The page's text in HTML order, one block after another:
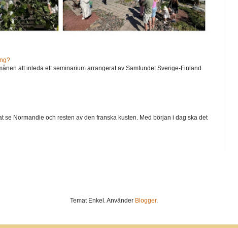
att inleda ett seminarium arrangerat av Samfundet Sverige-Finland
se Normandie och resten av den franska kusten. Med början i dag ska det
Temat Enkel. Använder Blogger.